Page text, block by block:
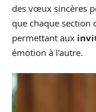
des vœux sincères
que chaque section
permettant aux
émotion à l’autre.